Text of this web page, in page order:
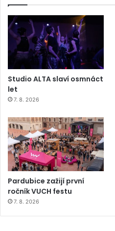
Studio ALTA slaví osmnáct
let
7. 8. 2026
Pardubice zažijí první
ročník VUCH festu
7. 8. 2026